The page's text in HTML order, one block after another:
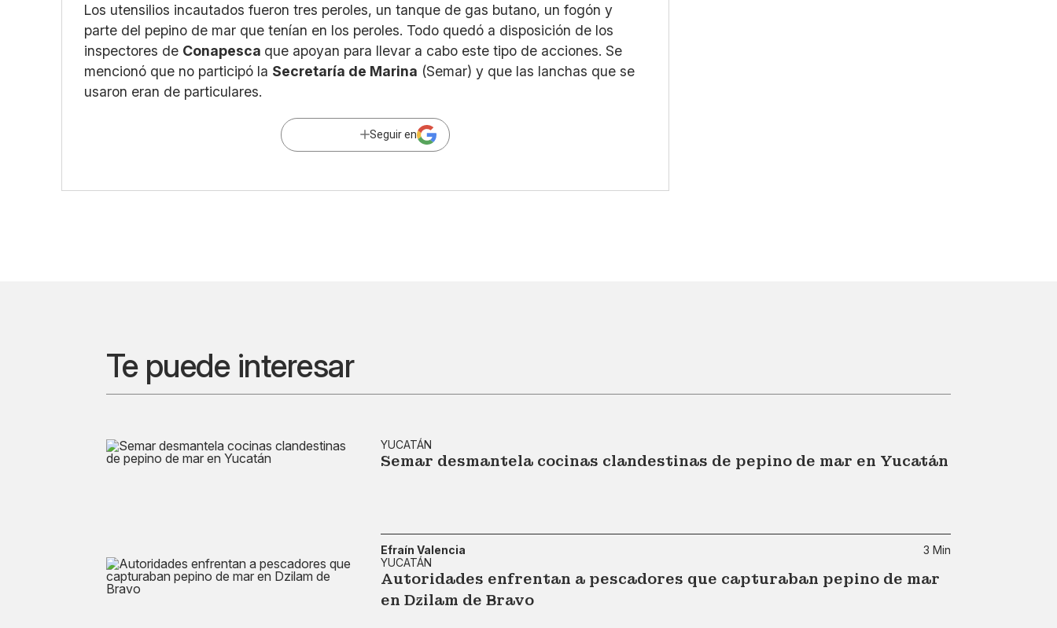
Los utensilios incautados fueron tres peroles, un tanque de gas butano, un fogón y
parte del pepino de mar que tenían en los peroles. Todo quedó a disposición de los
inspectores de Conapesca que apoyan para llevar a cabo este tipo de acciones. Se
mencionó que no participó la Secretaría de Marina (Semar) y que las lanchas que se
usaron eran de particulares.
Seguir en
Te puede interesar
YUCATÁN
Semar desmantela cocinas clandestinas de pepino de mar en Yucatán
Efraín Valencia
3 Min
YUCATÁN
Autoridades enfrentan a pescadores que capturaban pepino de mar
en Dzilam de Bravo